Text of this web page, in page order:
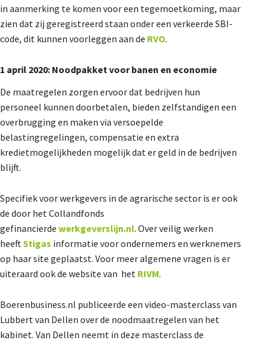
in aanmerking te komen voor een tegemoetkoming, maar
zien dat zij geregistreerd staan onder een verkeerde SBI-
code, dit kunnen voorleggen aan de RVO.
1 april 2020: Noodpakket voor banen en economie
De maatregelen zorgen ervoor dat bedrijven hun
personeel kunnen doorbetalen, bieden zelfstandigen een
overbrugging en maken via versoepelde
belastingregelingen, compensatie en extra
kredietmogelijkheden mogelijk dat er geld in de bedrijven
blijft.
Specifiek voor werkgevers in de agrarische sector is er ook
de door het Collandfonds
gefinancierde werkgeverslijn.nl. Over veilig werken
heeft Stigas informatie voor ondernemers en werknemers
op haar site geplaatst. Voor meer algemene vragen is er
uiteraard ook de website van het RIVM.
Boerenbusiness.nl publiceerde een video-masterclass van
Lubbert van Dellen over de noodmaatregelen van het
kabinet. Van Dellen neemt in deze masterclass de